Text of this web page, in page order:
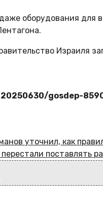
оборудования
Израиля
gosdep-
уточнил, как
поставлять